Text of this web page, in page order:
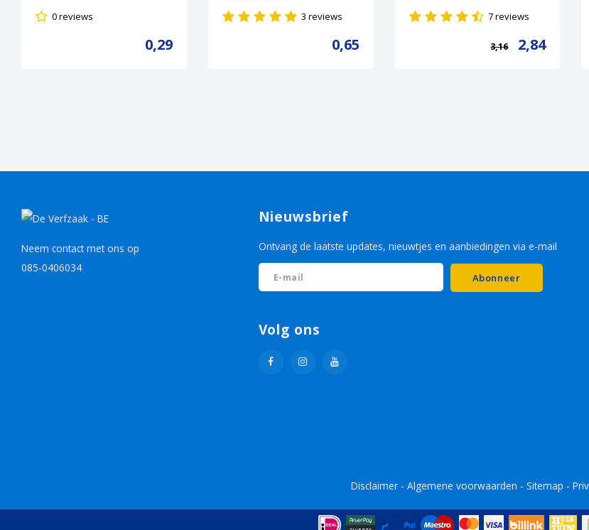
0 reviews
0,29
3 reviews
0,65
7 reviews
3,16 2,84
Neem contact met ons op
085-0406034
Nieuwsbrief
Ontvang de laatste updates, nieuwtjes en aanbiedingen via e-mail
Abonneer
Volg ons
Disclaimer - Algemene voorwaarden - Sitemap -